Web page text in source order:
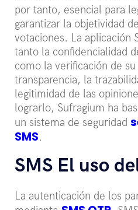
por tanto, esencial para
garantizar la objetividad
votaciones. La aplicación
tanto la confidencialidad
como la verificación de
transparencia, la
legitimidad de las
lograrlo, Sufragium ha
un sistema de seguridad
SMS.
SMS El uso
La autenticación de los